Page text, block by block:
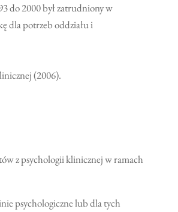
do 2000 był zatrudniony w
dla potrzeb oddziału i
(2006).
z psychologii klinicznej w ramach
psychologiczne lub dla tych